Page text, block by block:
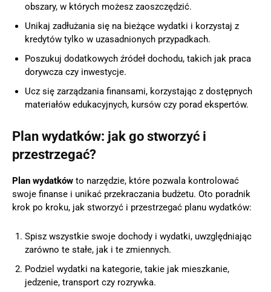
obszary, w których możesz zaoszczędzić.
Unikaj zadłużania się na bieżące wydatki i korzystaj z
kredytów tylko w uzasadnionych przypadkach.
Poszukuj dodatkowych źródeł dochodu, takich jak praca
dorywcza czy inwestycje.
Ucz się zarządzania finansami, korzystając z dostępnych
materiałów edukacyjnych, kursów czy porad ekspertów.
Plan wydatków: jak go stworzyć i
przestrzegać?
Plan wydatków to narzędzie, które pozwala kontrolować
swoje finanse i unikać przekraczania budżetu. Oto poradnik
krok po kroku, jak stworzyć i przestrzegać planu wydatków:
Spisz wszystkie swoje dochody i wydatki, uwzględniając
zarówno te stałe, jak i te zmiennych.
Podziel wydatki na kategorie, takie jak mieszkanie,
jedzenie, transport czy rozrywka.